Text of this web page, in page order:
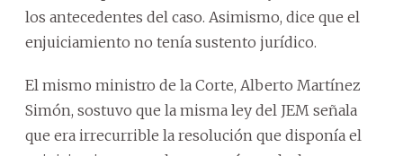
los antecedentes del caso. Asimismo, dice que el
enjuiciamiento no tenía sustento jurídico.
El mismo ministro de la Corte, Alberto Martínez
Simón, sostuvo que la misma ley del JEM señala
que era irrecurrible la resolución que disponía el